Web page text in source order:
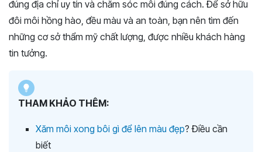
đúng địa chỉ uy tín và chăm sóc môi đúng cách. Để sở hữu
đôi môi hồng hào, đều màu và an toàn, bạn nên tìm đến
những cơ sở thẩm mỹ chất lượng, được nhiều khách hàng
tin tưởng.
THAM KHẢO THÊM:
Xăm môi xong bôi gì để lên màu đẹp? Điều cần
biết